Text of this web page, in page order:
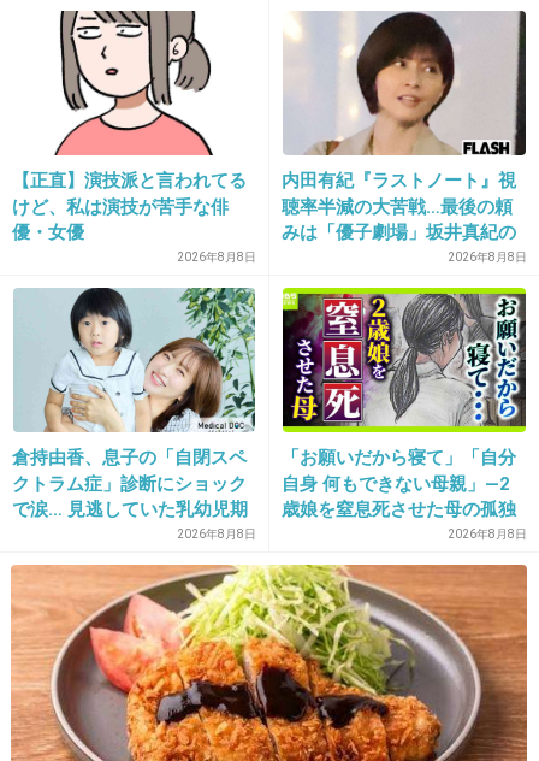
+8
2014/09/13(土) 20:15:13
自分へ
幾つになっても恋に恋してんじゃね～ぞ！
+17
【正直】演技派と言われてる
けど、私は演技が苦手な俳
優・女優
2026年8月8日
内田有紀『ラストノート』視
聴率半減の大苦戦…最後の頼
みは「優子劇場」坂井真紀の
“猟奇的演技” が救いの神にな
るか
2026年8月8日
倉持由香、息子の「自閉スペ
クトラム症」診断にショック
で涙… 見逃していた乳幼児期
2026年8月8日
「お願いだから寝て」「自分
自身 何もできない母親」―2
歳娘を窒息死させた母の孤独
「娘は『ママどうして』と」
限界の年子ワンオペ育児 法
廷での懺悔と声なきSOS
2026年8月8日